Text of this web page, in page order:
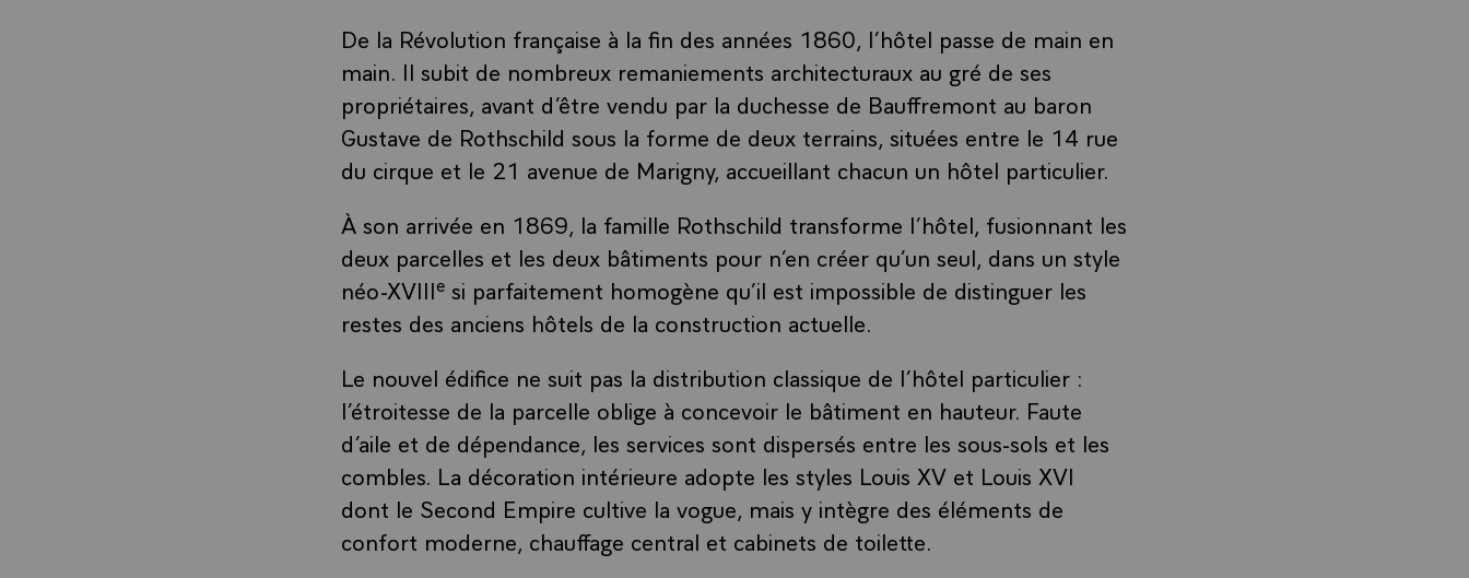
De la Révolution française à la fin des années 1860, l’hôtel passe de main en
main. Il subit de nombreux remaniements architecturaux au gré de ses
propriétaires, avant d’être vendu par la duchesse de Bauffremont au baron
Gustave de Rothschild sous la forme de deux terrains, situées entre le 14 rue
du cirque et le 21 avenue de Marigny, accueillant chacun un hôtel particulier.
À son arrivée en 1869, la famille Rothschild transforme l’hôtel, fusionnant les
deux parcelles et les deux bâtiments pour n’en créer qu’un seul, dans un style
néo-XVIIIe si parfaitement homogène qu’il est impossible de distinguer les
restes des anciens hôtels de la construction actuelle.
Le nouvel édifice ne suit pas la distribution classique de l’hôtel particulier :
l’étroitesse de la parcelle oblige à concevoir le bâtiment en hauteur. Faute
d’aile et de dépendance, les services sont dispersés entre les sous-sols et les
combles. La décoration intérieure adopte les styles Louis XV et Louis XVI
dont le Second Empire cultive la vogue, mais y intègre des éléments de
confort moderne, chauffage central et cabinets de toilette.